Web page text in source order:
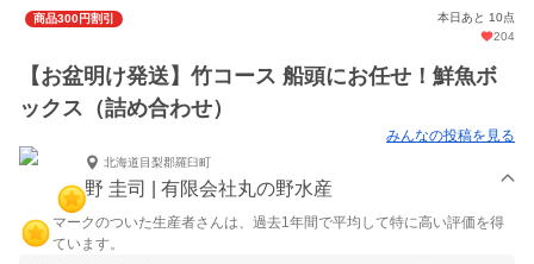
商品300円割引
本日あと 10点
204
【お盆明け発送】竹コース 船頭にお任せ！鮮魚ボ
ックス（詰め合わせ）
みんなの投稿を見る
北海道目梨郡羅臼町
野 圭司 | 有限会社丸の野水産
マークのついた生産者さんは、過去1年間で平均して特に高い評価を得
ています。